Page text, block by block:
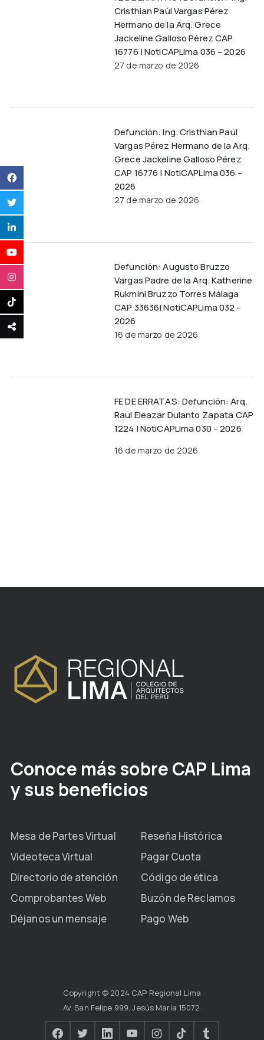
Cristhian Paúl Vargas Pérez
Hermano de la Arq. Grece
Jackeline Galloso Pérez CAP
16776 | NotiCAPLima 036 – 2026
27 de marzo de 2026
Defunción: Ing. Cristhian Paúl
Vargas Pérez Hermano de la Arq.
Grece Jackeline Galloso Pérez
CAP 16776 | NotiCAPLima 036 –
2026
27 de marzo de 2026
Defunción: Augusto Bruzzo
Vargas Padre de la Arq. Katherine
Rukmini Bruzzo Torres Málaga
CAP 33636| NotiCAPLima 032 –
2026
16 de marzo de 2026
FE DE ERRATAS: Defunción: Arq.
Raul Eleazar Dulanto Zapata CAP
1224 | NotiCAPLima 030 – 2026
16 de marzo de 2026
Conoce más sobre CAP Lima
y sus beneficios
Mesa de Partes Virtual
Reseña Histórica
Videoteca Virtual
Pagar Cuota
Directorio de atención
Código de ética
Comprobantes Web
Buzón de Reclamos
Déjanos un mensaje
Pago Web
Copyright © 2024 CAP Regional Lima
Av. San Felipe 999, Jesús María 15072